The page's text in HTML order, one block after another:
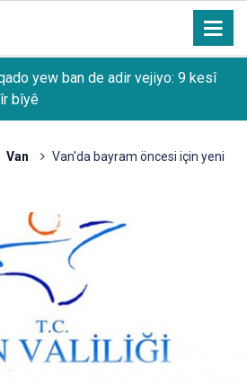
yew ban de adir vejiyo: 9 kesî
bîyê
Van
Van'da bayram öncesi için yeni